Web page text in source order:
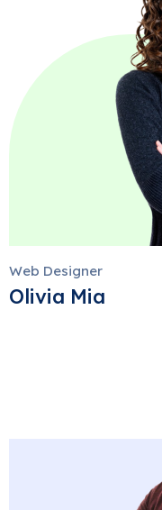
Web Designer
Olivia Mia